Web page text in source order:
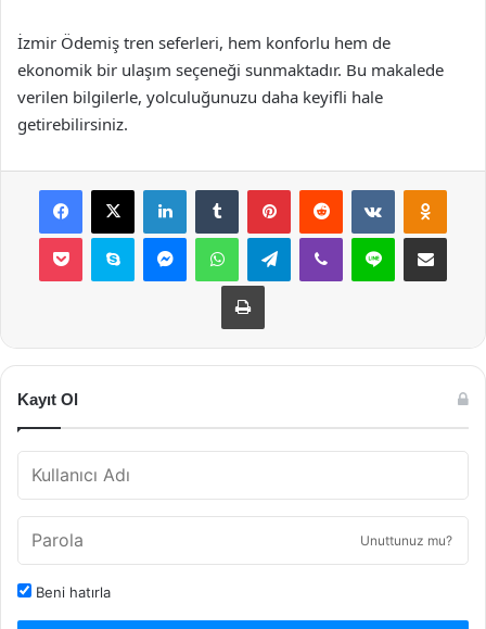
İzmir Ödemiş tren seferleri, hem konforlu hem de
ekonomik bir ulaşım seçeneği sunmaktadır. Bu makalede
verilen bilgilerle, yolculuğunuzu daha keyifli hale
getirebilirsiniz.
Facebook
X LinkedInTumblr PinterestReddit VKontakte
Pocket Skype MessengerWhatsAppTelegramViber Line E-Posta ile
Yazdır
Kayıt Ol
Unuttunuz mu?
Beni hatırla